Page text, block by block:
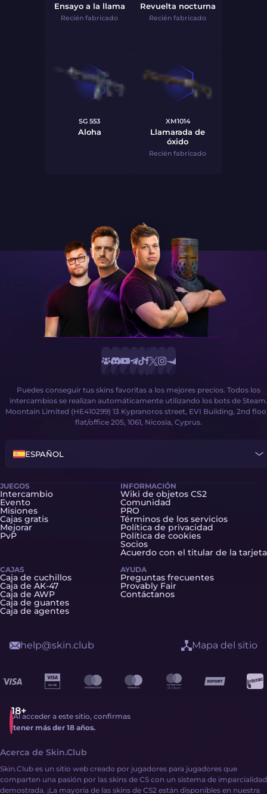
Ensayo a la llama
Recién fabricado
Revuelta nocturna
Recién fabricado
SG 553
Aloha
XM1014
Llamarada de
óxido
Recién fabricado
Puedes conseguir tus skins favoritas a los mejores precios. Todos los
intercambios se realizan automáticamente utilizando los bots de Steam.
Moontain Limited (HE410299) 13 Kypranoros street, EVI Building, 2nd
flat/office 205, 1061, Nicosia, Cyprus.
ESPAÑOL
JUEGOS
Intercambio
Evento
Misiones
Cajas gratis
Mejorar
PvP
CAJAS
Caja de cuchillos
Caja de AK-47
Caja de AWP
Caja de guantes
Caja de agentes
INFORMACIÓN
Wiki de objetos CS2
Comunidad
PRO
Términos de los servicios
Política de privacidad
Política de cookies
Socios
Acuerdo con el titular de la tarjeta
AYUDA
Preguntas frecuentes
Provably Fair
Contáctanos
Al acceder a este sitio, confirmas
tener más der 18 años.
help@skin.club Mapa del sitio
Acerca de Skin.Club
Skin.Club es un sitio web creado por jugadores para jugadores que
comparten una pasión por las skins de CS con un sistema de imparcialidad
demostrada. ¡La mayoría de las skins de CS2 están disponibles en nuestra